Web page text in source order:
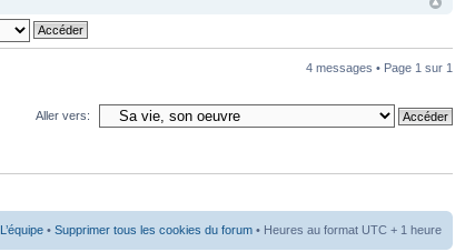
4 messages • Page 1 sur 1
Aller vers:
L’équipe • Supprimer tous les cookies du forum • Heures au format UTC + 1 heure